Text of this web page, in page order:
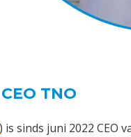
TNO
) is sinds juni 2022 CEO